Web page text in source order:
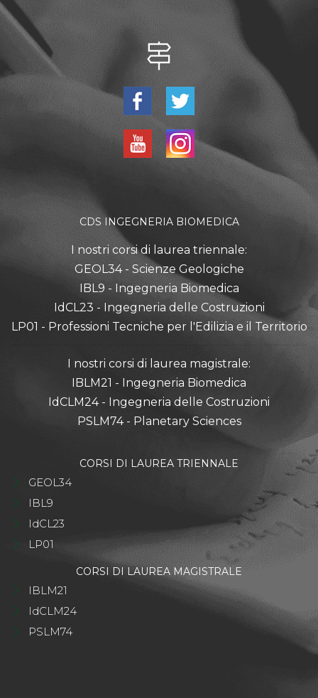
CDS INGEGNERIA BIOMEDICA
I nostri corsi di laurea triennale:
GEOL34 - Scienze Geologiche
IBL9 - Ingegneria Biomedica
IdCL23 - Ingegneria delle Costruzioni
LP01 - Professioni Tecniche per l'Edilizia e il Territorio
I nostri corsi di laurea magistrale:
IBLM21 - Ingegneria Biomedica
IdCLM24 - Ingegneria delle Costruzioni
PSLM74 - Planetary Sciences
CORSI DI LAUREA TRIENNALE
GEOL34
IBL9
IdCL23
LP01
CORSI DI LAUREA MAGISTRALE
IBLM21
IdCLM24
PSLM74